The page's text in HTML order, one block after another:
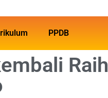
PPDB
Raih